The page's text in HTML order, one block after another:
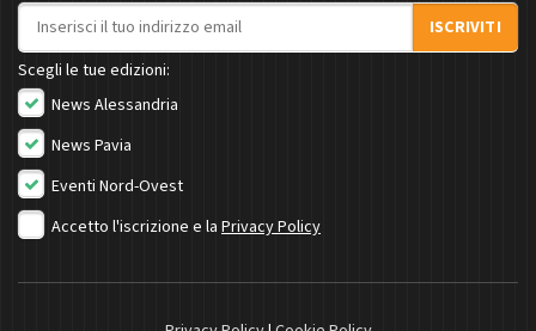
Indirizzo email
ISCRIVITI
Scegli le tue edizioni:
News Alessandria
News Pavia
Eventi Nord-Ovest
Accetto l'iscrizione e la Privacy Policy